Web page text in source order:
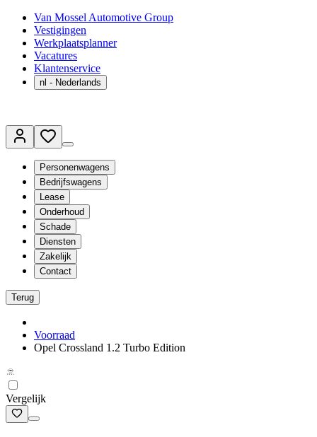
Van Mossel Automotive Group
Vestigingen
Werkplaatsplanner
Vacatures
Klantenservice
nl - Nederlands
Personenwagens
Bedrijfswagens
Lease
Onderhoud
Schade
Diensten
Zakelijk
Contact
Terug
Voorraad
Opel Crossland 1.2 Turbo Edition
Vergelijk